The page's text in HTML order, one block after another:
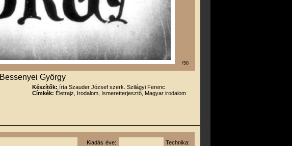
/50
Bessenyei György
Készítők: írta Szauder József szerk. Szilágyi Ferenc
Címkék: Életrajz, Irodalom, Ismeretterjesztő, Magyar irodalom
Kiadás éve: Technika: